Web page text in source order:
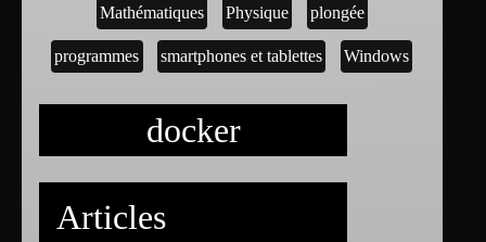
Mathématiques Physique plongée
programmes smartphones et tablettes Windows
docker
Articles